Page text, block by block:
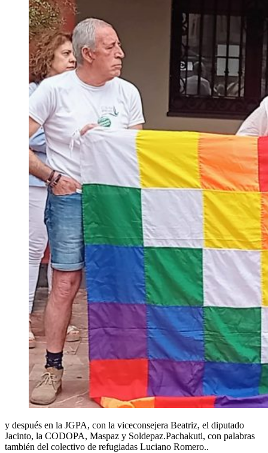
y después en la JGPA, con la viceconsejera Beatriz, el diputado
Jacinto, la CODOPA, Maspaz y Soldepaz.Pachakuti, con palabras
también del colectivo de refugiadas Luciano Romero..